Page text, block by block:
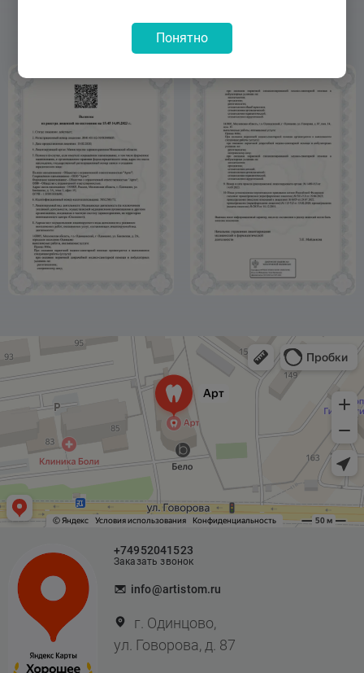
Понятно
Лицензии
+74952041523
Заказать звонок
info@artistom.ru
г. Одинцово,
ул. Говорова, д. 87